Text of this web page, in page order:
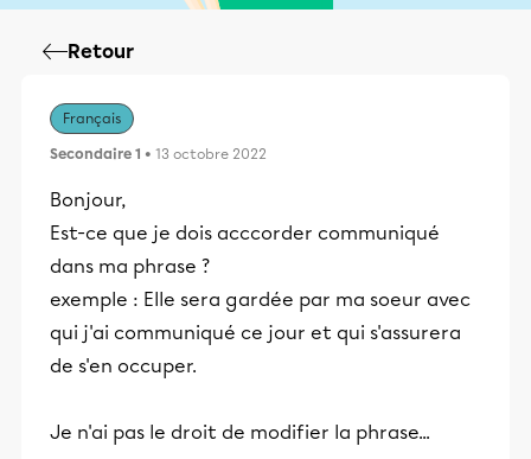
Retour
Français
Secondaire 1 • 13 octobre 2022
Bonjour,
Est-ce que je dois acccorder communiqué
dans ma phrase ?
exemple : Elle sera gardée par ma soeur avec
qui j'ai communiqué ce jour et qui s'assurera
de s'en occuper.
Je n'ai pas le droit de modifier la phrase...